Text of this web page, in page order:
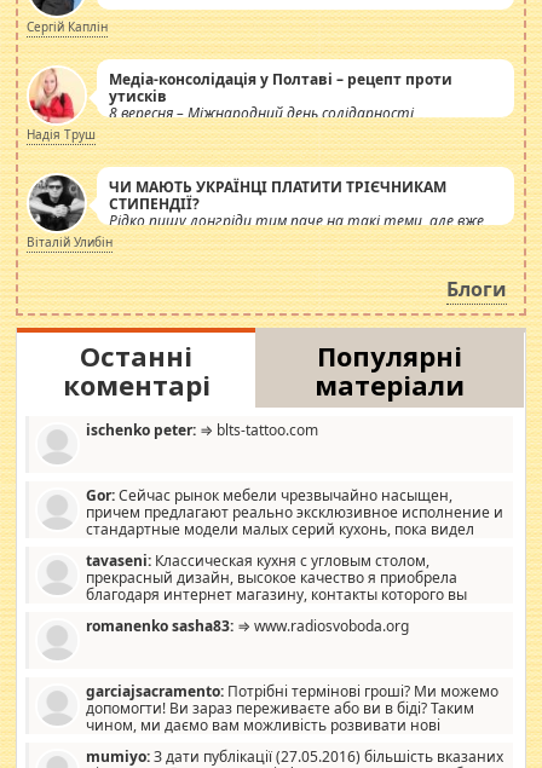
Сергій Каплін
Медіа-консолідація у Полтаві – рецепт проти
утисків
8 вересня – Міжнародний день солідарності
журналістів.
Надія Труш
ЧИ МАЮТЬ УКРАЇНЦІ ПЛАТИТИ ТРІЄЧНИКАМ
СТИПЕНДІЇ?
Рідко пишу лонгріди тим паче на такі теми, але вже
просто дістало! Обурюють сьогоднішні інсенуації
навколо стипендіального питання. Штучно
роздувається ще одна соціальна катастрофа.
Віталій Улибін
Блоги
Останні
коментарі
Популярні
матеріали
ischenko peter: ⇒ blts-tattoo.com
Gor:Сейчас рынок мебели чрезвычайно насыщен,
причем предлагают реально эксклюзивное исполнение и
стандартные модели малых серий кухонь, пока видел
стандартные формы, в MebelOk, креативненько и что главное -
со вкусом все в порядке, без ненужных наворотов удорожающих
мебель, а это не последний фактор.
tavaseni: Классическая кухня с угловым столом,
прекрасный дизайн, высокое качество я приобрела
благодаря интернет магазину, контакты которого вы
romanenko sasha83: ⇒ www.radiosvoboda.org
garciajsacramento: Потрібні термінові гроші? Ми можемо
допомогти! Ви зараз переживаєте або ви в біді? Таким
чином, ми даємо вам можливість розвивати нові
допомагати людям, які намагаються дати їм шанс. Кожен
mumiyo:З дати публікації (27.05.2016) більшість вказаних